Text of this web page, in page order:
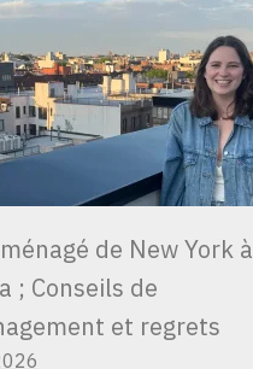
de New York à
; Conseils de
et regrets